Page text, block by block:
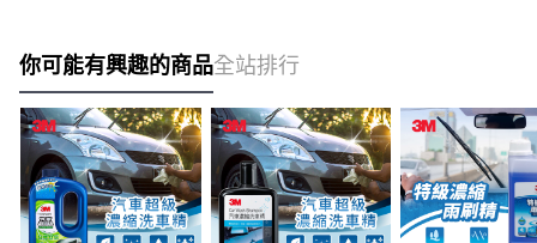
你可能有興趣的商品全站排行